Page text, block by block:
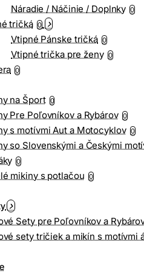
Náradie / Náčinie / Doplnky 0
tričká 0
Vtipné Pánske tričká 0
Vtipné trička pre ženy 0
0
na Šport 0
Pre Poľovníkov a Rybárov 0
s motívmi Aut a Motocyklov 0
so Slovenskými a Českými
0
mikiny s potlačou 0
Sety pre Poľovníkov a
sety tričiek a mikín s motívmi